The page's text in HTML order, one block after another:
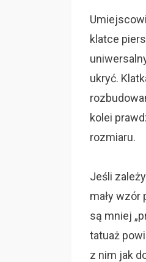
klatce
ukryć.
kolei
rozmiaru.
Jeśli
mały
są mniej
tatuaż
z nim jak